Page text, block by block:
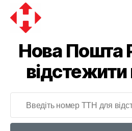
Нова Пошта